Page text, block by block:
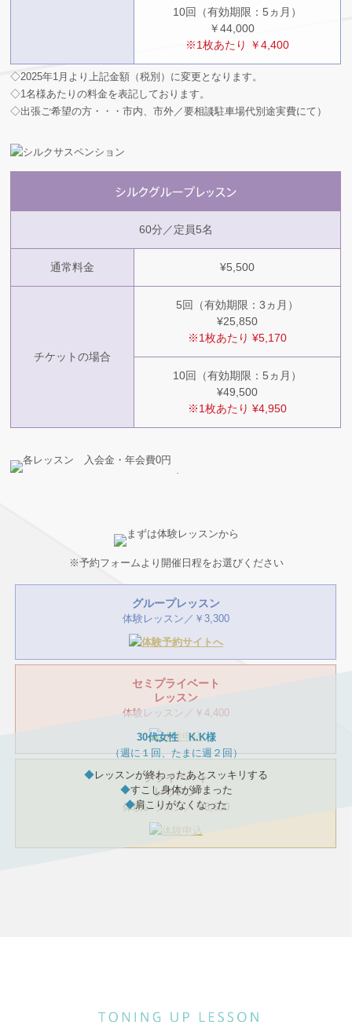
10回（有効期限：5ヵ月）
￥44,000
※1枚あたり ￥4,400
◇2025年1月より上記金額（税別）に変更となります。
◇1名様あたりの料金を表記しております。
◇出張ご希望の方・・・市内、市外／要相談（駐車場代別途実費にて）
60分／定員5名
通常料金 ¥5,500
チケットの場合
5回（有効期限：3ヵ月）
¥25,850
※1枚あたり ¥5,170
10回（有効期限：5ヵ月）
¥49,500
※1枚あたり ¥4,950
※予約フォームより開催日程をお選びください
グループレッスン
体験レッスン／￥3,300
セミプライベート
レッスン
体験レッスン／￥4,400
プライベート
レッスン
体験レッスン／￥6,600
30代女性 K.K様
（週に１回、たまに週２回）
◆レッスンが終わったあとスッキリする
◆すこし身体が締まった
◆肩こりがなくなった